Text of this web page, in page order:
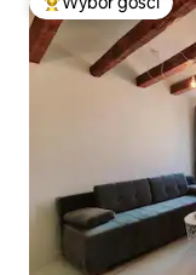
Najpopularniejsze